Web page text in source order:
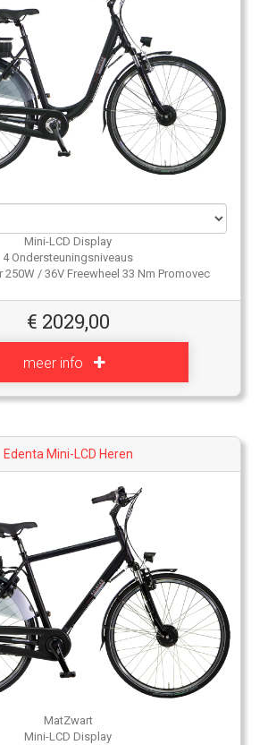
Mini-LCD Display
4 Ondersteuningsniveaus
/ 36V Freewheel 33 Nm Promovec
€ 2029,00
meer info
Edenta Mini-LCD Heren
MatZwart
Mini-LCD Display